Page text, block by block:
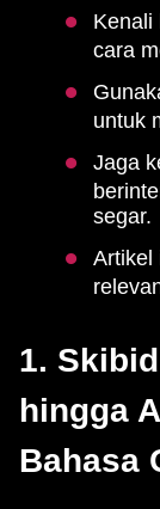
Kenali
cara
untuk
Jaga
segar.
Artikel
1.
hingga
Bahasa